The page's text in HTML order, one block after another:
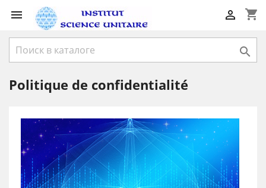
 shopping_cart


Politique de confidentialité